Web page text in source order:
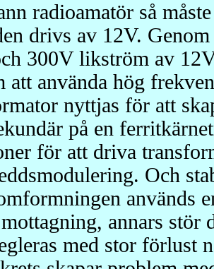
radioamatör så
drivs av 12V.
300V likström av
att använda hög
nyttjas för att
på en
för att driva
Och
används
annars stör
med stor förlust